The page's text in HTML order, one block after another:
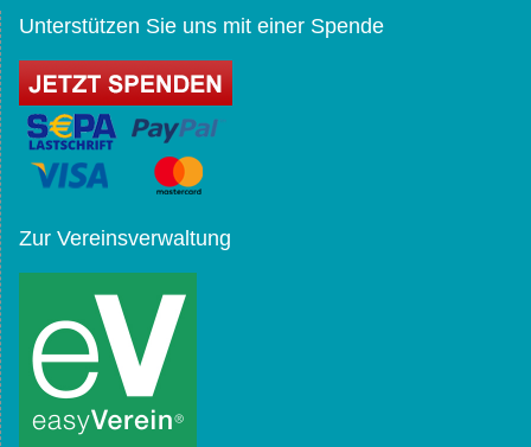
Unterstützen Sie uns mit einer Spende
Zur Vereinsverwaltung